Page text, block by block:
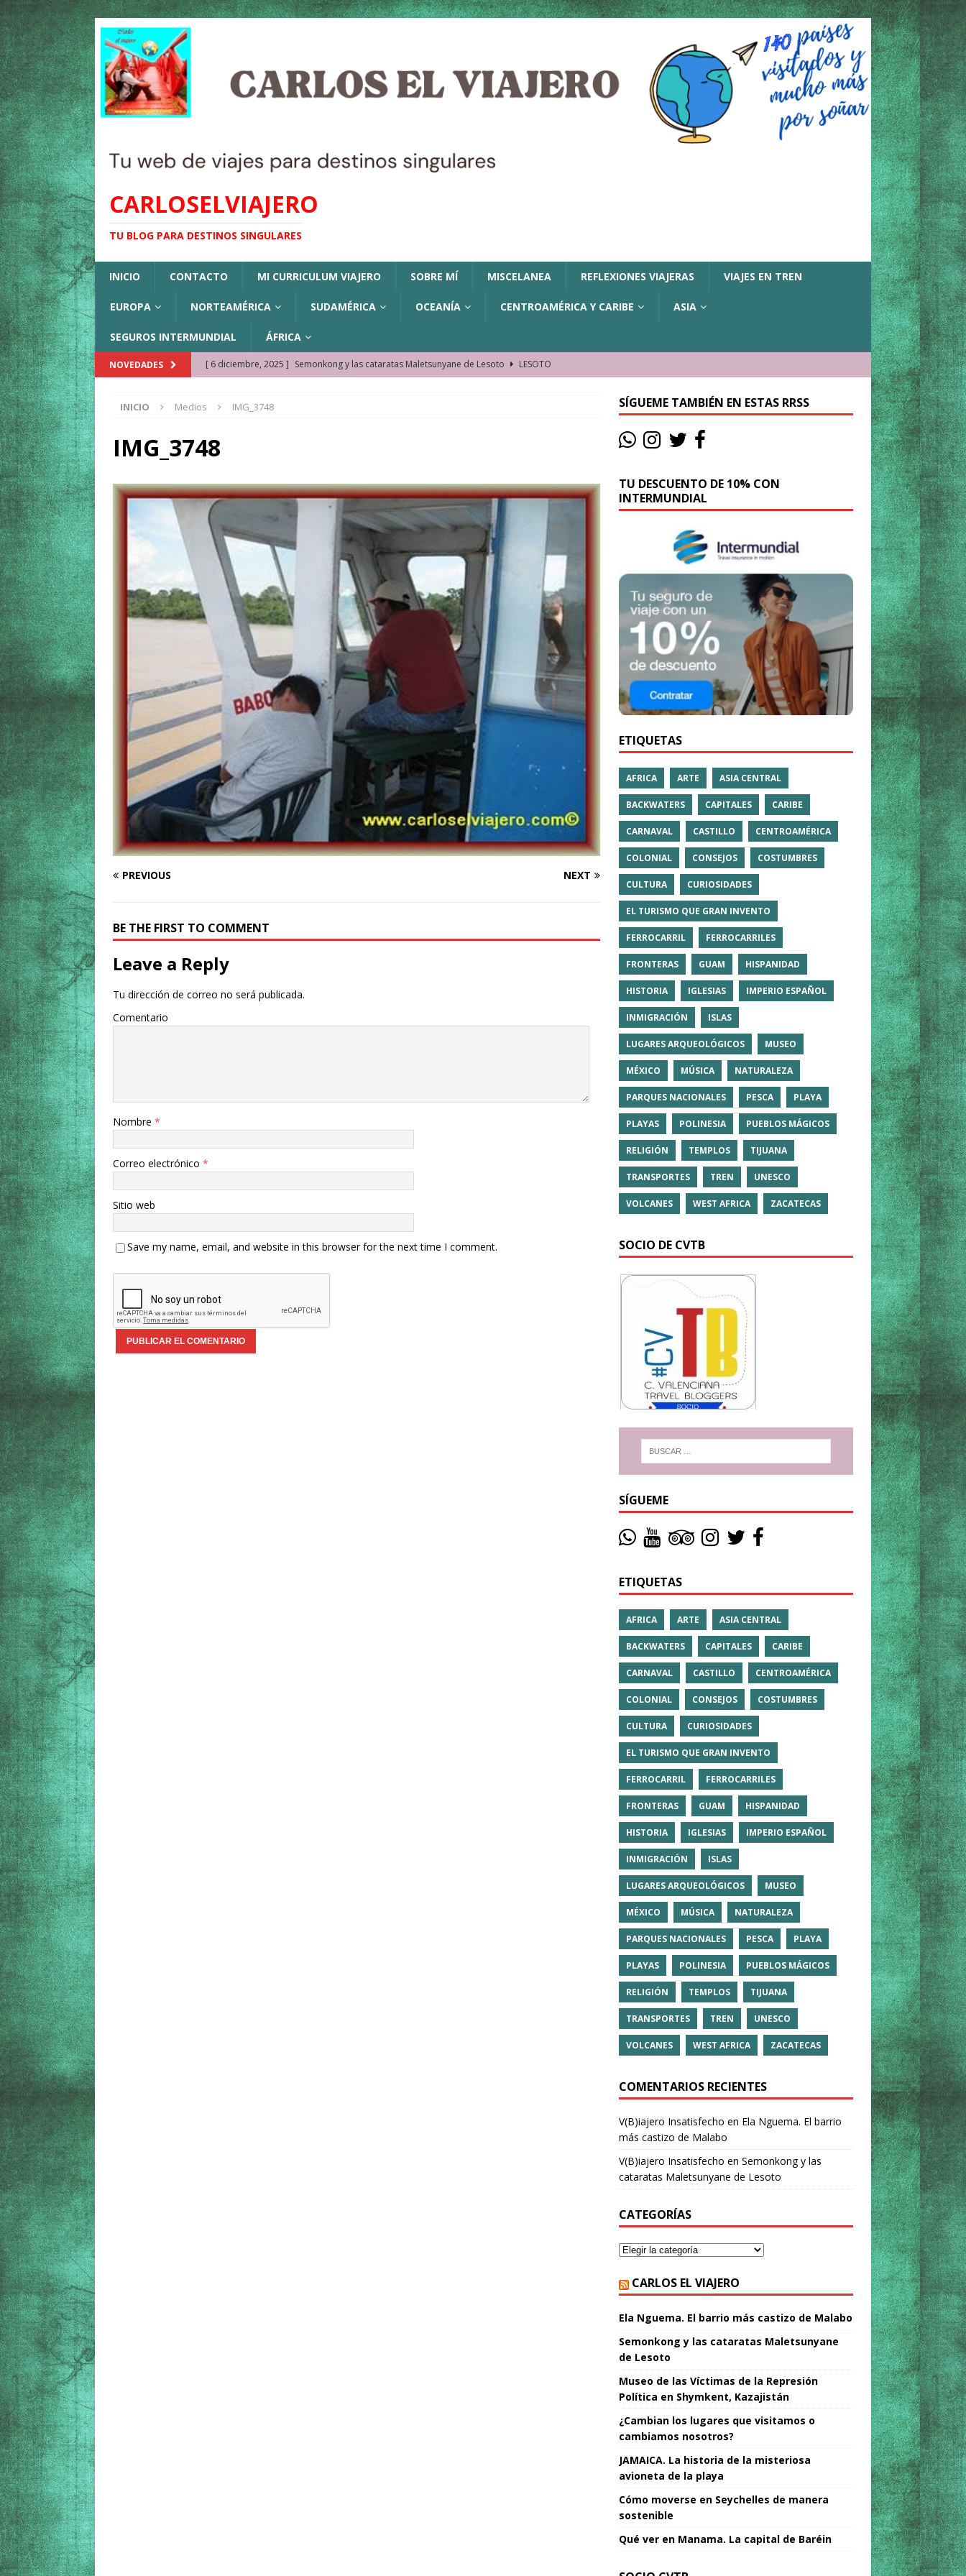
CARLOSELVIAJERO
TU BLOG PARA DESTINOS SINGULARES
INICIO CONTACTO MI CURRICULUM VIAJERO SOBRE MÍ MISCELANEA REFLEXIONES VIAJERAS VIAJES EN TREN
EUROPA NORTEAMÉRICA SUDAMÉRICA OCEANÍA CENTROAMÉRICA Y CARIBE ASIA
SEGUROS INTERMUNDIAL ÁFRICA
NOVEDADES [ 6 diciembre, 2025 ] Semonkong y las cataratas Maletsunyane de Lesoto
LESOTO
KAZAJISTÁN
[ 22 noviembre, 2025 ]
[ 9 octubre, 2025 ] JAMAICA. La historia de la misteriosa avioneta de la playa
JAMAICA
[ 27 septiembre, 2025 ]
Cómo moverse en Seychelles de manera sostenible
[ 3 agosto, 2025 ]
Qué ver en Manama. La capital de Baréin
BARÉIN
[ 15 marzo, 2026 ]
Ela Nguema. El barrio más castizo de Malabo GUINEA ECUATORIAL
INICIO Medios IMG_3748
IMG_3748
PREVIOUS NEXT
BE THE FIRST TO COMMENT
Leave a Reply
Tu dirección de correo no será publicada.
Comentario
Nombre *
Correo electrónico *
Sitio web
Save my name, email, and website in this browser for the next time I comment.
SÍGUEME TAMBIÉN EN ESTAS RRSS
TU DESCUENTO DE 10% CON
INTERMUNDIAL
ETIQUETAS
AFRICA ARTE ASIA CENTRAL
BACKWATERS CAPITALES CARIBE
CARNAVAL CASTILLO CENTROAMÉRICA
COLONIAL CONSEJOS COSTUMBRES
CULTURA CURIOSIDADES
EL TURISMO QUE GRAN INVENTO
FERROCARRIL FERROCARRILES
FRONTERAS GUAM HISPANIDAD
HISTORIA IGLESIAS IMPERIO ESPAÑOL
INMIGRACIÓN ISLAS
LUGARES ARQUEOLÓGICOS MUSEO
MÉXICO MÚSICA NATURALEZA
PARQUES NACIONALES PESCA PLAYA
PLAYAS POLINESIA PUEBLOS MÁGICOS
RELIGIÓN TEMPLOS TIJUANA
TRANSPORTES TREN UNESCO
VOLCANES WEST AFRICA ZACATECAS
SOCIO DE CVTB
SÍGUEME
ETIQUETAS
AFRICA ARTE ASIA CENTRAL
BACKWATERS CAPITALES CARIBE
CARNAVAL CASTILLO CENTROAMÉRICA
COLONIAL CONSEJOS COSTUMBRES
CULTURA CURIOSIDADES
EL TURISMO QUE GRAN INVENTO
FERROCARRIL FERROCARRILES
FRONTERAS GUAM HISPANIDAD
HISTORIA IGLESIAS IMPERIO ESPAÑOL
INMIGRACIÓN ISLAS
LUGARES ARQUEOLÓGICOS MUSEO
MÉXICO MÚSICA NATURALEZA
PARQUES NACIONALES PESCA PLAYA
PLAYAS POLINESIA PUEBLOS MÁGICOS
RELIGIÓN TEMPLOS TIJUANA
TRANSPORTES TREN UNESCO
VOLCANES WEST AFRICA ZACATECAS
COMENTARIOS RECIENTES
V(B)iajero Insatisfecho en Ela Nguema. El barrio
más castizo de Malabo
V(B)iajero Insatisfecho en Semonkong y las
cataratas Maletsunyane de Lesoto
CATEGORÍAS
CARLOS EL VIAJERO
Ela Nguema. El barrio más castizo de Malabo
Semonkong y las cataratas Maletsunyane
de Lesoto
Museo de las Víctimas de la Represión
Política en Shymkent, Kazajistán
¿Cambian los lugares que visitamos o
cambiamos nosotros?
JAMAICA. La historia de la misteriosa
avioneta de la playa
Cómo moverse en Seychelles de manera
sostenible
Qué ver en Manama. La capital de Baréin